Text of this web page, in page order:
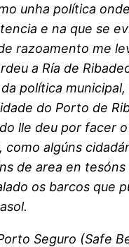
unha política
e na que se
razoamento me
a Ría de
política
do Porto de
lle deu por facer
como algúns
de area en
os barcos que
Seguro (Safe